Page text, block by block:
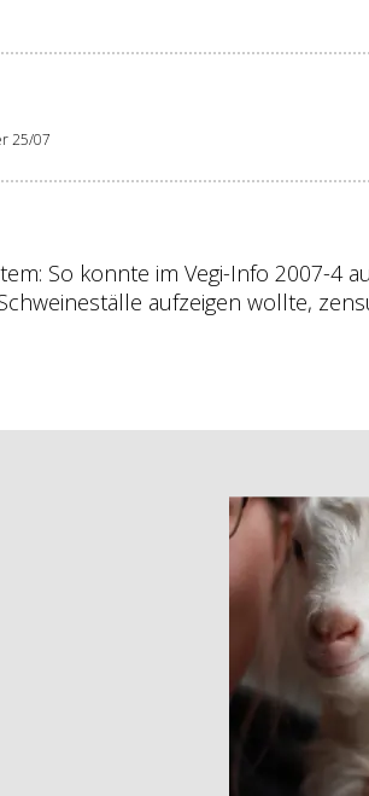
25/07
So konnte im Vegi-Info 2007-4
aufzeigen wollte,